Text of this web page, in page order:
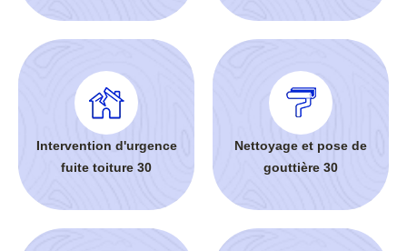
Intervention d'urgence
fuite toiture 30
Nettoyage et pose de
gouttière 30